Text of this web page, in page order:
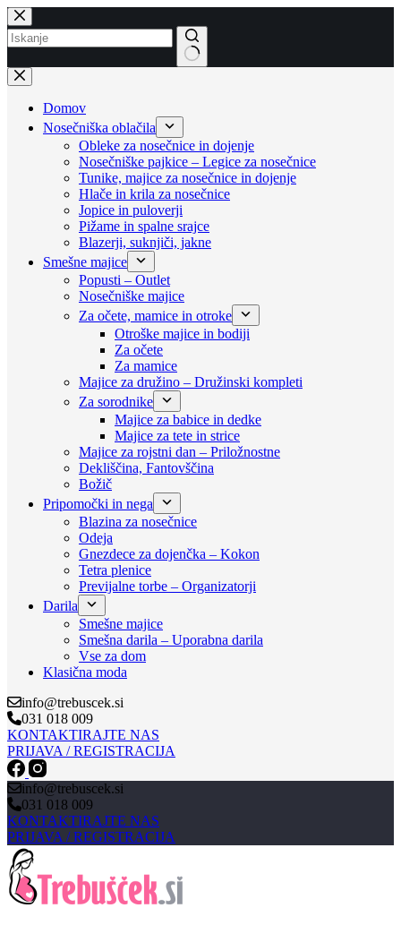
Skip
to
content
No
results
Domov
Nosečniška oblačila
Obleke za nosečnice in dojenje
Nosečniške pajkice – Legice za nosečnice
Tunike, majice za nosečnice in dojenje
Hlače in krila za nosečnice
Jopice in puloverji
Pižame in spalne srajce
Blazerji, suknjiči, jakne
Smešne majice
Popusti – Outlet
Nosečniške majice
Za očete, mamice in otroke
Otroške majice in bodiji
Za očete
Za mamice
Majice za družino – Družinski kompleti
Za sorodnike
Majice za babice in dedke
Majice za tete in strice
Majice za rojstni dan – Priložnostne
Dekliščina, Fantovščina
Božič
Pripomočki in nega
Blazina za nosečnice
Odeja
Gnezdece za dojenčka – Kokon
Tetra plenice
Previjalne torbe – Organizatorji
Darila
Smešne majice
Smešna darila – Uporabna darila
Vse za dom
Klasična moda
info@trebuscek.si
031 018 009
KONTAKTIRAJTE NAS
PRIJAVA / REGISTRACIJA
info@trebuscek.si
031 018 009
KONTAKTIRAJTE NAS
PRIJAVA / REGISTRACIJA